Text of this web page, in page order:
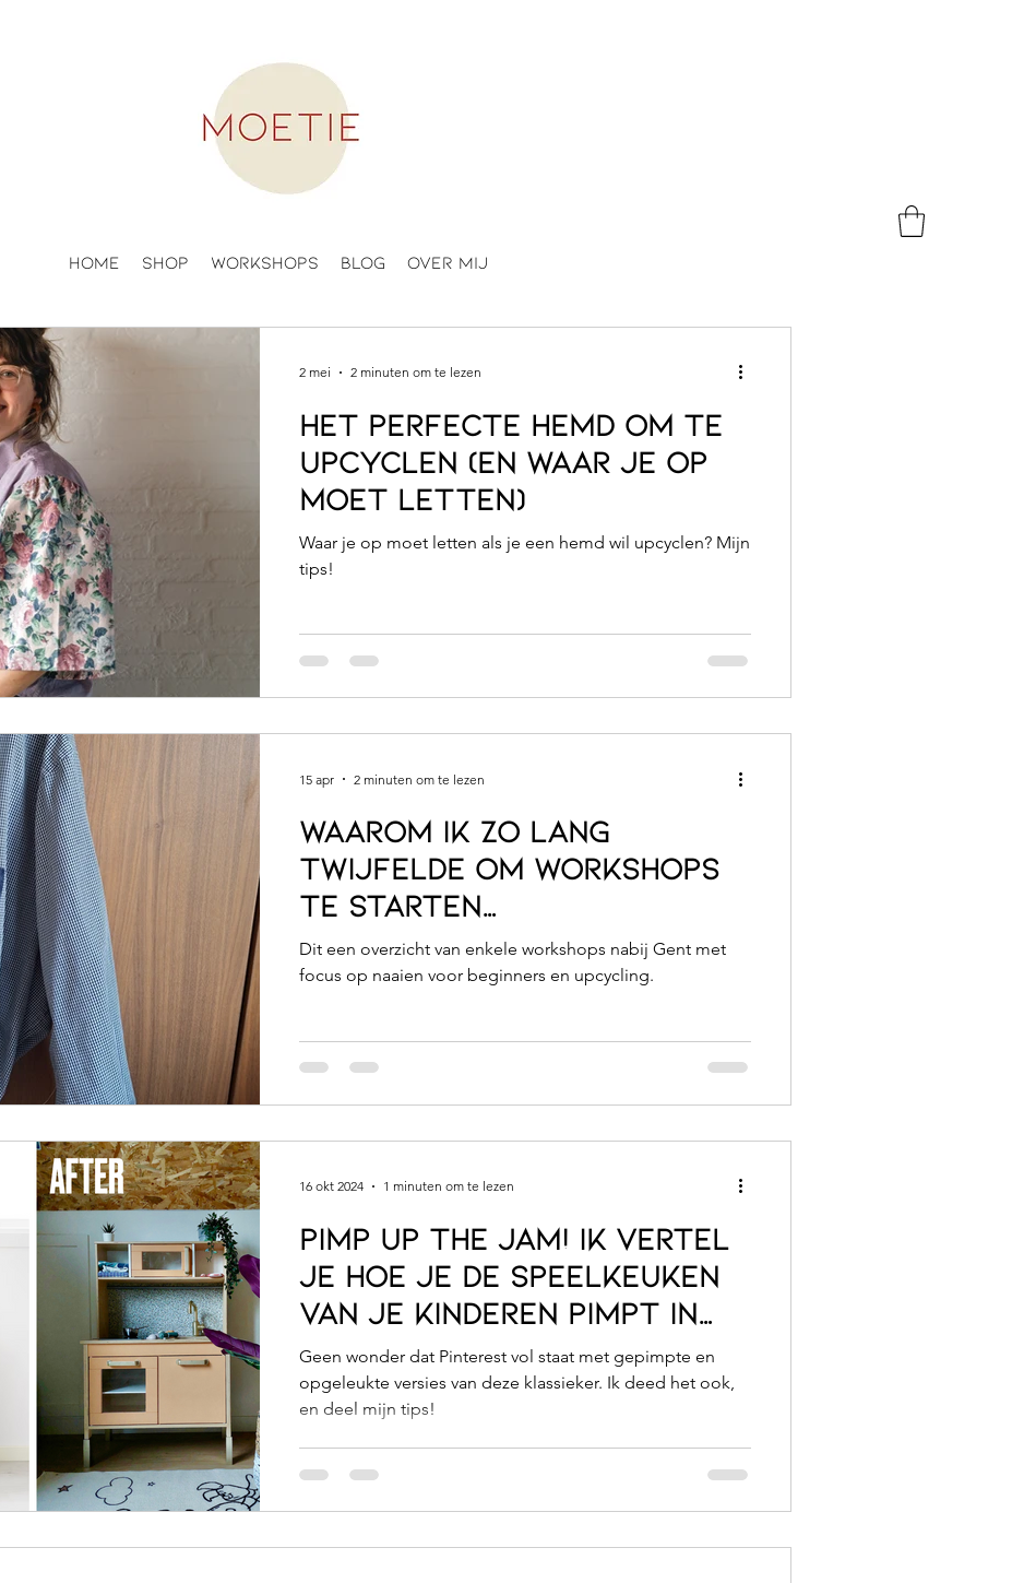
Home Shop Workshops Blog Over mij
Het perfecte hemd om te
upcyclen (en waar je op
moet letten)
Waar je op moet letten als je een hemd wil upcyclen? Mijn
tips!
2 mei 2 minuten om te lezen
Waarom ik zo lang
twijfelde om workshops
te starten…
Dit een overzicht van enkele workshops nabij Gent met
focus op naaien voor beginners en upcycling.
15 apr 2 minuten om te lezen
Pimp up the jam! ik vertel
je hoe je de speelkeuken
van je kinderen pimpt in
slechts 5 stappen.
Geen wonder dat Pinterest vol staat met gepimpte en
opgeleukte versies van deze klassieker. Ik deed het ook,
en deel mijn tips!
16 okt 2024 1 minuten om te lezen